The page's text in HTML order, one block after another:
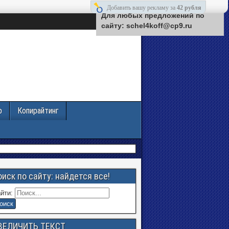
Добавить вашу рекламу за 42 рубля
Копирайтинг
по сайту: найдется все!
ТЕКСТ
Добавить вашу рекламу за 42 рубля
Для любых предложений по
сайту: schel4koff@cp9.ru